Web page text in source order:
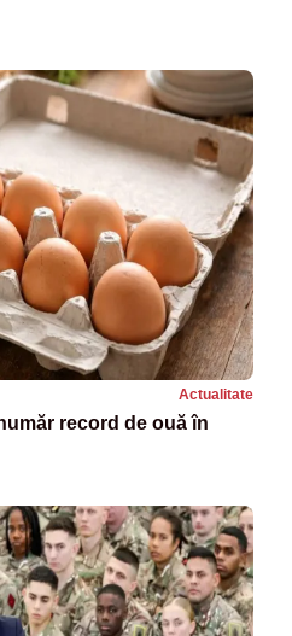
Actualitate
record de ouă în